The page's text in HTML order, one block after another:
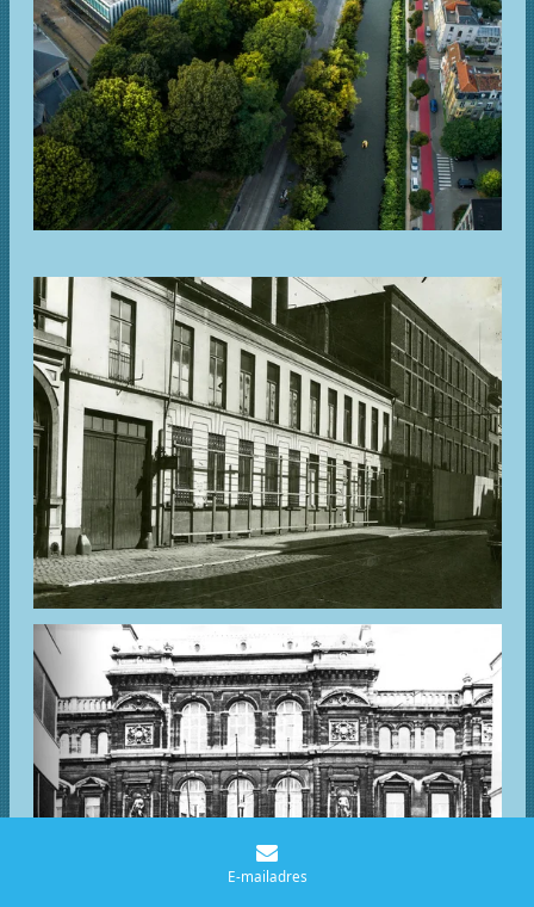
E-mailadres